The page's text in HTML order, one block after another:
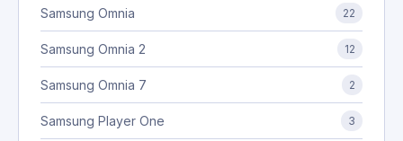
Samsung Omnia 22
Samsung Omnia 2 12
Samsung Omnia 7 2
Samsung Player One 3